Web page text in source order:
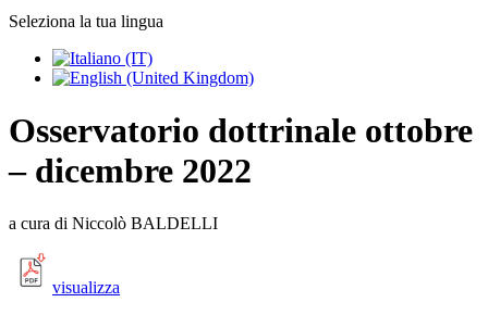
Seleziona la tua lingua
Osservatorio dottrinale ottobre
– dicembre 2022
a cura di Niccolò BALDELLI
visualizza